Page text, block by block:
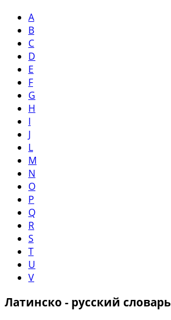
A
B
C
D
E
F
G
H
I
J
L
M
N
O
P
Q
R
S
T
U
V
Латинско - русский словарь